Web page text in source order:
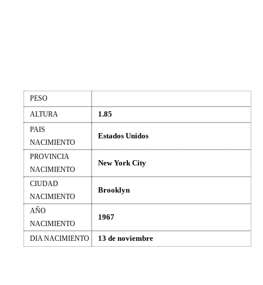
PESO
ALTURA
1.85
PAIS
NACIMIENTO
Estados Unidos
PROVINCIA
NACIMIENTO
New York City
CIUDAD
NACIMIENTO
Brooklyn
AÑO
NACIMIENTO
1967
DIA NACIMIENTO 13 de noviembre